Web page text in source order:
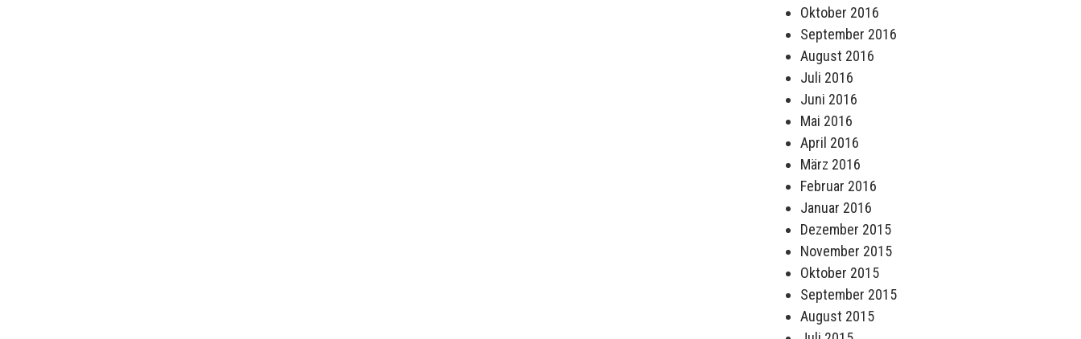
Oktober 2016
September 2016
August 2016
Juli 2016
Juni 2016
Mai 2016
April 2016
März 2016
Februar 2016
Januar 2016
Dezember 2015
November 2015
Oktober 2015
September 2015
August 2015